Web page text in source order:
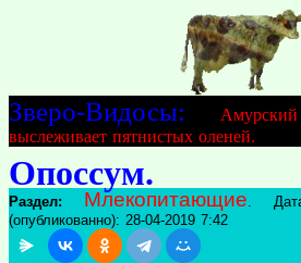
Зверо-Видосы:
выслеживает пятнистых оленей.
Опоссум.
Раздел: Млекопитающие.
(опубликованно): 28-04-2019 7:42